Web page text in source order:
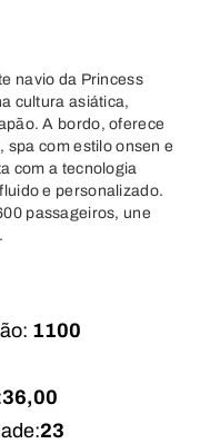
navio da Princess
cultura asiática,
A bordo, oferece
com estilo onsen e
com a tecnologia
e personalizado.
passageiros, une
1100
36,00
23